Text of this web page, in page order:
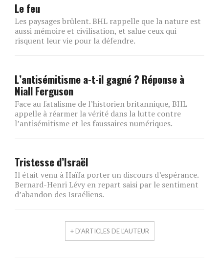
Le feu
Les paysages brûlent. BHL rappelle que la nature est
aussi mémoire et civilisation, et salue ceux qui
risquent leur vie pour la défendre.
L’antisémitisme a-t-il gagné ? Réponse à
Niall Ferguson
Face au fatalisme de l’historien britannique, BHL
appelle à réarmer la vérité dans la lutte contre
l’antisémitisme et les faussaires numériques.
Tristesse d’Israël
Il était venu à Haïfa porter un discours d’espérance.
Bernard-Henri Lévy en repart saisi par le sentiment
d’abandon des Israéliens.
+ D'ARTICLES DE L'AUTEUR